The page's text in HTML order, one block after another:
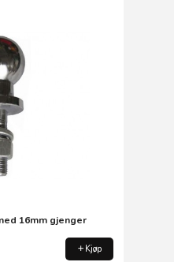
16mm gjenger
Kjøp